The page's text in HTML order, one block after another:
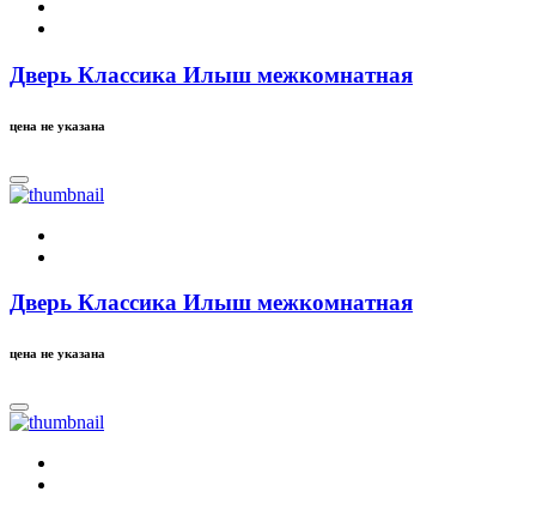
Дверь Классика Илыш межкомнатная
цена не указана
Дверь Классика Илыш межкомнатная
цена не указана